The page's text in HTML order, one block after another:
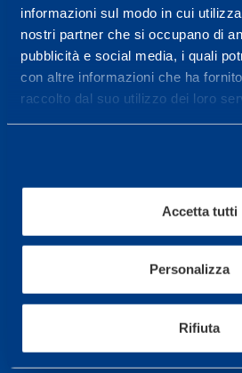
informazioni sul modo in cui
nostri partner che si occupano di
pubblicità e social media, i quali
con altre informazioni che ha
raccolto dal suo utilizzo dei loro
Accetta tutti
Personalizza
Rifiuta
More
Services
Sport
Cycling and MTB